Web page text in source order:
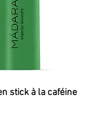
stick à la caféine